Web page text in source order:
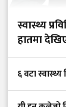
स्वास्थ्य
हातमा
६ वटा स्वास्थ्य